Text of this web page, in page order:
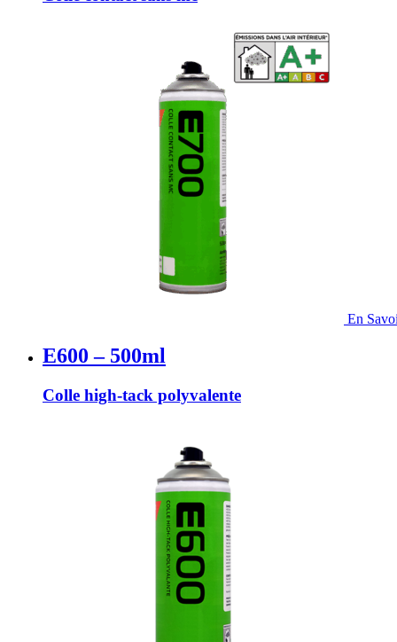
En
E600 – 500ml
Colle high-tack polyvalente